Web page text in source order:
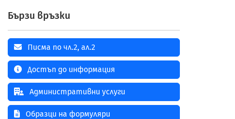
Бързи връзки
Писма по чл.2, ал.2
Достъп до информация
Административни услуги
Образци на формуляри